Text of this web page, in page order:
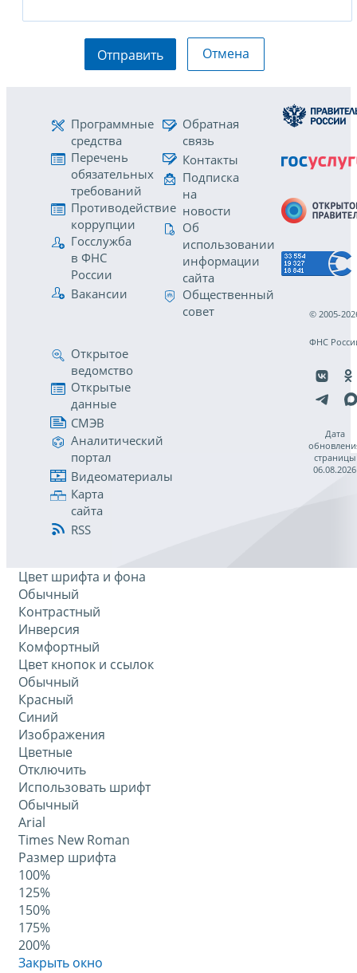
Отправить Отмена
Программные
средства
Перечень
обязательных
требований
Противодействие
коррупции
Госслужба
в ФНС
России
Вакансии
Обратная
связь
Контакты
Подписка
на
новости
Об
использовании
информации
сайта
Общественный
совет
Открытое
ведомство
Открытые
данные
СМЭВ
Аналитический
портал
Видеоматериалы
Карта
сайта
RSS
© 2005-
ФНС
Дата
страницы
06.08.2026
Цвет шрифта и фона
Обычный
Контрастный
Инверсия
Комфортный
Цвет кнопок и ссылок
Обычный
Красный
Синий
Изображения
Цветные
Отключить
Использовать шрифт
Обычный
Arial
Times New Roman
Размер шрифта
100%
125%
150%
175%
200%
Закрыть окно